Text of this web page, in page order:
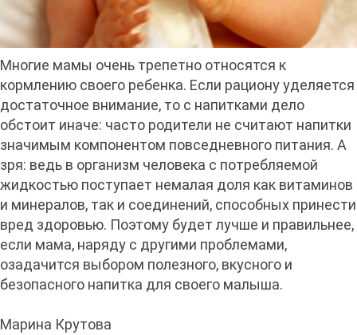
Многие мамы очень трепетно относятся к
кормлению своего ребенка. Если рациону уделяется
достаточное внимание, то с напитками дело
обстоит иначе: часто родители не считают напитки
значимым компонентом повседневного питания. А
зря: ведь в организм человека с потребляемой
жидкостью поступает немалая доля как витаминов
и минералов, так и соединений, способных принести
вред здоровью. Поэтому будет лучше и правильнее,
если мама, наряду с другими проблемами,
озадачится выбором полезного, вкусного и
безопасного напитка для своего малыша.
Марина Крутова